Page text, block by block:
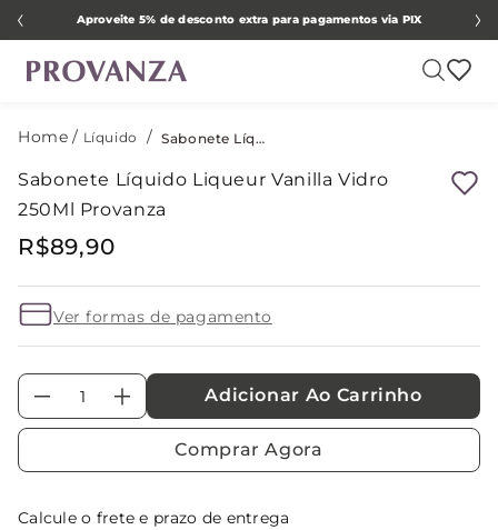
Aproveite 5% de desconto extra para pagamentos via PIX
Líquido Sabonete Líquido Liqueur Vanilla Vidro 250Ml Provanza
Sabonete Líquido Liqueur Vanilla Vidro
250Ml Provanza
R$89,90
Ver formas de pagamento
＋
－ Adicionar Ao Carrinho
Comprar Agora
Calcule o frete e prazo de entrega